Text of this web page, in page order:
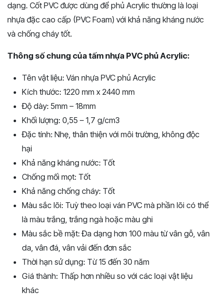
dạng. Cốt PVC được dùng để phủ Acrylic thường là loại
nhựa đặc cao cấp (PVC Foam) với khả năng kháng nước
và chống cháy tốt.
Thông số chung của tấm nhựa PVC phủ Acrylic:
Tên vật liệu: Ván nhựa PVC phủ Acrylic
Kích thước: 1220 mm x 2440 mm
Độ dày: 5mm – 18mm
Khối lượng: 0,55 – 1,7 g/cm3
Đặc tính: Nhẹ, thân thiện với môi trường, không độc
hại
Khả năng kháng nước: Tốt
Chống mối mọt: Tốt
Khả năng chống cháy: Tốt
Màu sắc lõi: Tuỳ theo loại ván PVC mà phần lõi có thể
là màu trắng, trắng ngà hoặc màu ghi
Màu sắc bề mặt: Đa dạng hơn 100 màu từ vân gỗ, vân
da, vân đá, vân vải đến đơn sắc
Thời hạn sử dụng: Từ 15 đến 30 năm
Giá thành: Thấp hơn nhiều so với các loại vật liệu
khác